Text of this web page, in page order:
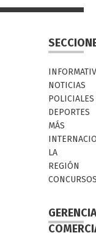
NOTICIAS
POLICIALES
DEPORTES
MÁS
LA
REGIÓN